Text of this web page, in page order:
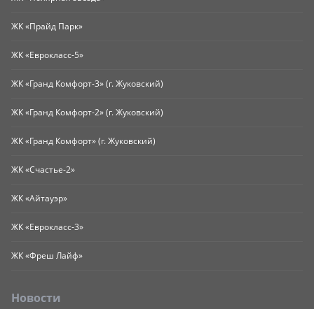
ЖК «Прайд Парк»
ЖК «Еврокласс-5»
ЖК «Гранд Комфорт-3» (г. Жуковский)
ЖК «Гранд Комфорт-2» (г. Жуковский)
ЖК «Гранд Комфорт» (г. Жуковский)
ЖК «Счастье-2»
ЖК «Айтауэр»
ЖК «Еврокласс-3»
ЖК «Фреш Лайф»
Новости